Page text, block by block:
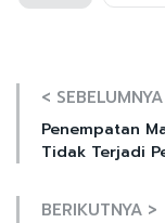
< SEBELUMNYA
Penempatan
Tidak Terjadi
BERIKUTNYA >